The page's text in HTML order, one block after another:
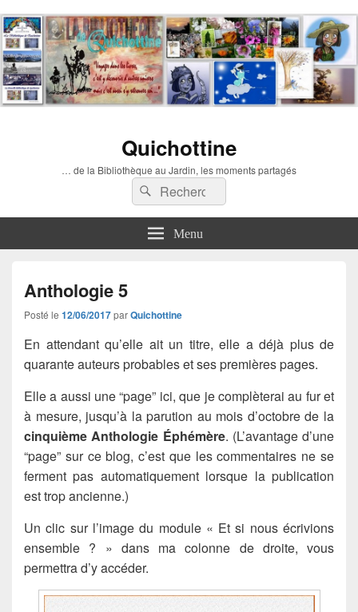
Quichottine
… de la Bibliothèque au Jardin, les moments partagés
Recherche :
Rechercher
Menu
Anthologie 5
Posté le 12/06/2017parQuichottine
En attendant qu’elle ait un titre, elle a déjà plus de
quarante auteurs probables et ses premières pages.
Elle a aussi une “page” ici, que je complèterai au fur et
à mesure, jusqu’à la parution au mois d’octobre de la
cinquième Anthologie Éphémère. (L’avantage d’une
“page” sur ce blog, c’est que les commentaires ne se
ferment pas automatiquement lorsque la publication
est trop ancienne.)
Un clic sur l’image du module « Et si nous écrivions
ensemble ? » dans ma colonne de droite, vous
permettra d’y accéder.